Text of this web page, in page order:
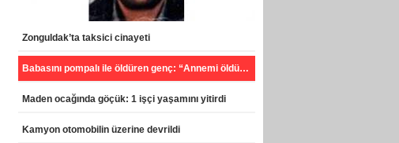
Zonguldak’ta taksici cinayeti
Babasını pompalı ile öldüren genç: “Annemi öldürecekti, can havliyle hareket ettim”
Maden ocağında göçük: 1 işçi yaşamını yitirdi
Kamyon otomobilin üzerine devrildi